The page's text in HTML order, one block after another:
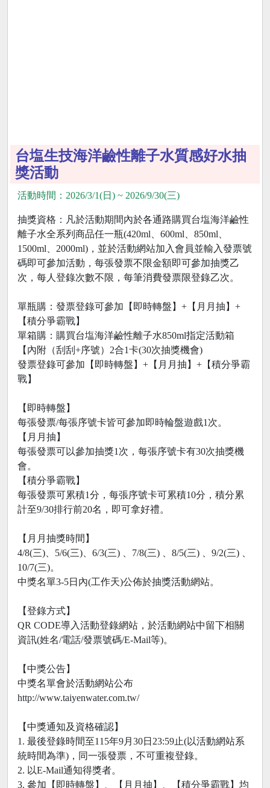
台塩生技海洋鹼性離子水質感好水抽
獎活動
活動時間：2026/3/1(日) ~ 2026/9/30(三)
抽獎資格：凡於活動期間內於各通路購買台塩海洋鹼性
離子水全系列商品任一瓶(420ml、600ml、850ml、
1500ml、2000ml)，並於活動網站加入會員並輸入發票號
碼即可參加活動，每張發票不限金額即可參加抽獎乙
次，每人登錄次數不限，每筆消費發票限登錄乙次。
單瓶購：發票登錄可參加【即時轉盤】+【月月抽】+
【積分爭霸戰】
單箱購：購買台塩海洋鹼性離子水850ml指定活動箱
【內附（刮刮+序號）2合1卡(30次抽獎機會)
發票登錄可參加【即時轉盤】+【月月抽】+【積分爭霸
戰】
【即時轉盤】
每張發票/每張序號卡皆可參加即時輪盤遊戲1次。
【月月抽】
每張發票可以參加抽獎1次，每張序號卡有30次抽獎機
會。
【積分爭霸戰】
每張發票可累積1分，每張序號卡可累積10分，積分累
計至9/30排行前20名，即可拿好禮。
【月月抽獎時間】
4/8(三)、5/6(三)、6/3(三) 、7/8(三) 、8/5(三) 、9/2(三) 、
10/7(三)。
中獎名單3-5日內(工作天)公佈於抽獎活動網站。
【登錄方式】
QR CODE導入活動登錄網站，於活動網站中留下相關
資訊(姓名/電話/發票號碼/E-Mail等)。
【中獎公告】
中獎名單會於活動網站公布
http://www.taiyenwater.com.tw/
【中獎通知及資格確認】
1. 最後登錄時間至115年9月30日23:59止(以活動網站系
統時間為準)，同一張發票，不可重複登錄。
2. 以E-Mail通知得獎者。
3. 參加【即時轉盤】、【月月抽】、【積分爭霸戰】均